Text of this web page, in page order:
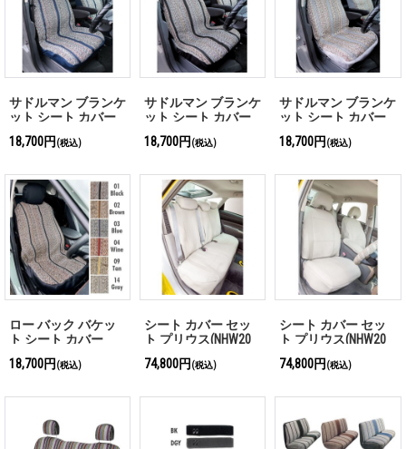
サドルマン ブランケ
ット シート カバー
18,700円 (税込)
サドルマン ブランケ
ット シート カバー
18,700円 (税込)
サドルマン ブランケ
ット シート カバー
18,700円 (税込)
ロー バック バケッ
ト シート カバー
18,700円 (税込)
シート カバー セッ
ト プリウス(NHW20
系)専用 リア ベンチ
74,800円 (税込)
シート カバー セッ
ト プリウス(NHW20
系)専用 フロント バ
ケット
74,800円 (税込)